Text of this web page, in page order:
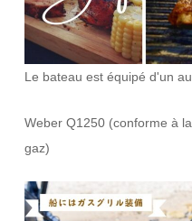
Le bateau est équipé d'un
Weber Q1250 (conforme à
gaz)